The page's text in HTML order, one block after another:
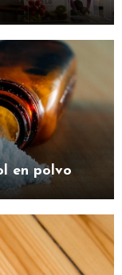
en polvo